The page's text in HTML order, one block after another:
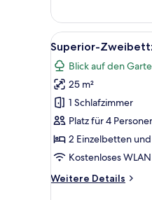
oder
Zweibettzimmer
Alle
Fotos
für
Superior-
Zweibettzimmer
(2
Adults
+
Children)
3
Superior-
Blick auf den
25 m²
1 Schlafzimmer
Platz für 4
2 Einzelbetten
Kostenloses WLAN
Weitere Details
Weitere